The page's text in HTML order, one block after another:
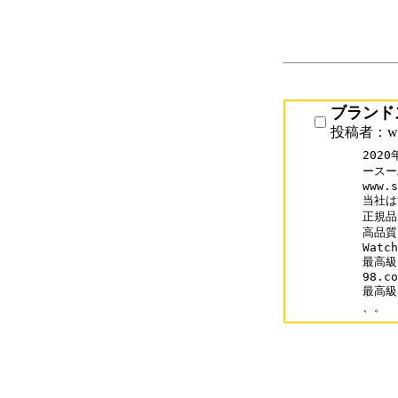
ブラン
投稿者：
2020
ース
当社
正規
高品
最高
最高